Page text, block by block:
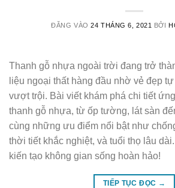
ĐĂNG VÀO24 THÁNG 6, 2021 BỞI
Thanh gỗ nhựa ngoài trời đang trở
liệu ngoại thất hàng đầu nhờ vẻ đẹp
vượt trội. Bài viết khám phá chi tiết
thanh gỗ nhựa, từ ốp tường, lát sàn
cùng những ưu điểm nổi bật như
thời tiết khắc nghiệt, và tuổi thọ lâu
kiến tạo không gian sống hoàn hảo!
TIẾP TỤC ĐỌC →